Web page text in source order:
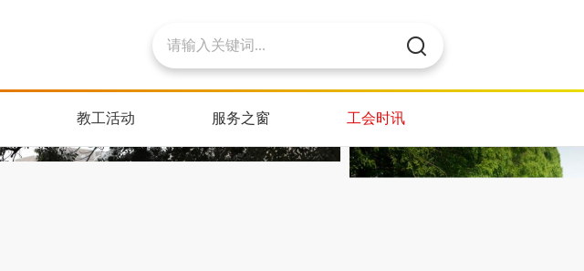
教工活动 服务之窗 工会时讯